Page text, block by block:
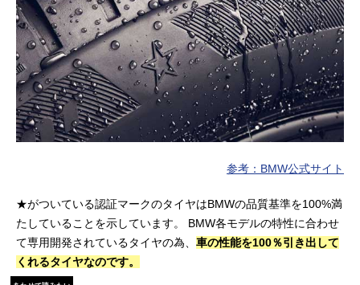
参考：BMW公式サイト
★がついている認証マークのタイヤはBMWの品質基準を100%満
たしていることを示しています。 BMW各モデルの特性に合わせ
て専用開発されているタイヤの為、 車の性能を100％引き出して
くれるタイヤなのです。